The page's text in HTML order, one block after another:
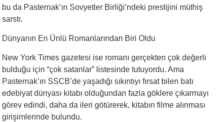
bu da Pasternak’ın Sovyetler Birliği’ndeki prestijini müthiş
sarstı.
Dünyanın En Ünlü Romanlarından Biri Oldu
New York Times gazetesi ise romanı gerçekten çok değerli
bulduğu için “çok satanlar” listesinde tutuyordu. Ama
Pasternak’ın SSCB’de yaşadığı sıkıntıyı fırsat bilen batı
edebiyat dünyası kitabı olduğundan fazla göklere çıkarmayı
görev edindi, daha da ileri götürerek, kitabın filme alınması
girişimlerinde bulundu.